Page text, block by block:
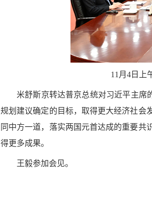
11月4日上
米舒斯京转达普京总统对习近平主席
规划建议确定的目标，取得更大经济社会
同中方一道，落实两国元首达成的重要
得更多成果。
王毅参加会见。